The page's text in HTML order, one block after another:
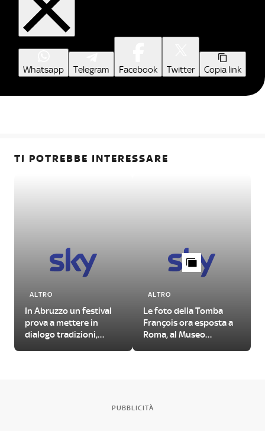
Whatsapp Telegram Facebook Twitter Copia link
TI POTREBBE INTERESSARE
ALTRO
In Abruzzo un festival
prova a mettere in
dialogo tradizioni,
ALTRO
Le foto della Tomba
François ora esposta a
Roma, al Museo
PUBBLICITÀ